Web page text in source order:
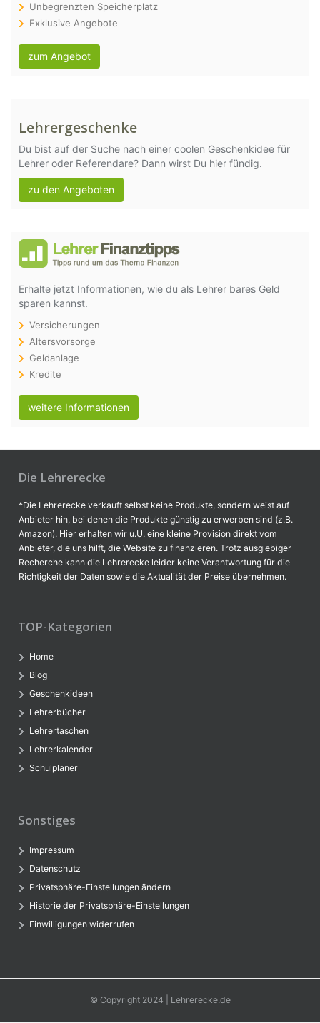
Unbegrenzten Speicherplatz
Exklusive Angebote
zum Angebot
Lehrergeschenke
Du bist auf der Suche nach einer coolen Geschenkidee für
Lehrer oder Referendare? Dann wirst Du hier fündig.
zu den Angeboten
Erhalte jetzt Informationen, wie du als Lehrer bares Geld
sparen kannst.
Versicherungen
Altersvorsorge
Geldanlage
Kredite
weitere Informationen
Die Lehrerecke
*Die Lehrerecke verkauft selbst keine Produkte, sondern weist auf
Anbieter hin, bei denen die Produkte günstig zu erwerben sind (z.B.
Amazon). Hier erhalten wir u.U. eine kleine Provision direkt vom
Anbieter, die uns hilft, die Website zu finanzieren. Trotz ausgiebiger
Recherche kann die Lehrerecke leider keine Verantwortung für die
Richtigkeit der Daten sowie die Aktualität der Preise übernehmen.
TOP-Kategorien
Home
Blog
Geschenkideen
Lehrerbücher
Lehrertaschen
Lehrerkalender
Schulplaner
Sonstiges
Impressum
Datenschutz
Privatsphäre-Einstellungen ändern
Historie der Privatsphäre-Einstellungen
Einwilligungen widerrufen
© Copyright 2024 | Lehrerecke.de